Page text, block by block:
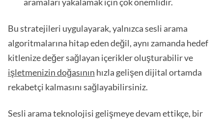
Bu stratejileri uygulayarak, yalnızca sesli arama
algoritmalarına hitap eden değil, aynı zamanda hedef
kitlenize değer sağlayan içerikler oluşturabilir ve
işletmenizin doğasının hızla gelişen dijital ortamda
rekabetçi kalmasını sağlayabilirsiniz.
Sesli arama teknolojisi gelişmeye devam ettikçe, bir